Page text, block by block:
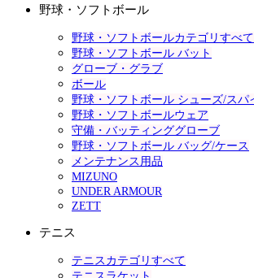
野球・ソフトボール
野球・ソフトボールカテゴリすべて
野球・ソフトボール バット
グローブ・グラブ
ボール
野球・ソフトボール シューズ/スパ
野球・ソフトボールウェア
守備・バッティンググローブ
野球・ソフトボール バッグ/ケース
メンテナンス用品
MIZUNO
UNDER ARMOUR
ZETT
テニス
テニスカテゴリすべて